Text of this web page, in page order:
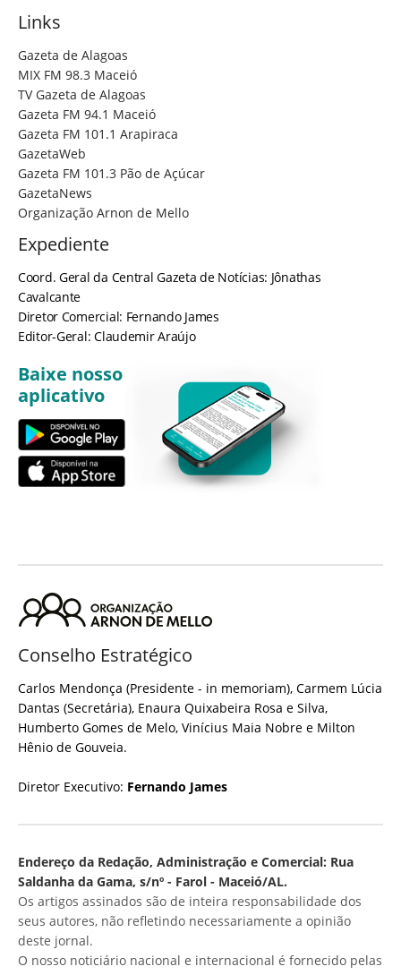
Links
Gazeta de Alagoas
MIX FM 98.3 Maceió
TV Gazeta de Alagoas
Gazeta FM 94.1 Maceió
Gazeta FM 101.1 Arapiraca
GazetaWeb
Gazeta FM 101.3 Pão de Açúcar
GazetaNews
Organização Arnon de Mello
Expediente
Coord. Geral da Central Gazeta de Notícias: Jônathas
Cavalcante
Diretor Comercial: Fernando James
Editor-Geral: Claudemir Araújo
Baixe nosso
aplicativo
Conselho Estratégico
Carlos Mendonça (Presidente - in memoriam), Carmem Lúcia
Dantas (Secretária), Enaura Quixabeira Rosa e Silva,
Humberto Gomes de Melo, Vinícius Maia Nobre e Milton
Hênio de Gouveia.
Diretor Executivo: Fernando James
Endereço da Redação, Administração e Comercial: Rua
Saldanha da Gama, s/nº - Farol - Maceió/AL.
Os artigos assinados são de inteira responsabilidade dos
seus autores, não refletindo necessariamente a opinião
deste jornal.
O nosso noticiário nacional e internacional é fornecido pelas